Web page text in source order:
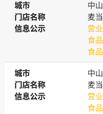
城市
城市
中
门店名称
门店名称
麦
信息公示
信息公示
营
食
食
城市
城市
中
门店名称
门店名称
麦
信息公示
信息公示
营
食